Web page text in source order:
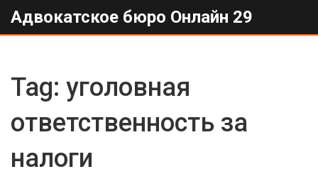
Адвокатское бюро Онлайн 29
Tag: уголовная
ответственность за
налоги